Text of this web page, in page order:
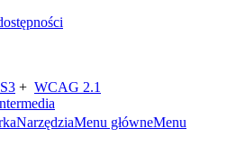
+ WCAG 2.1
NarzędziaMenu główneMenu